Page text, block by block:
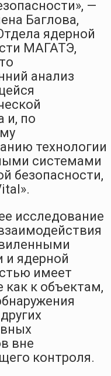
—
Баглова,
ядерной
МАГАТЭ,
анализ
и, по
технологии
системами
безопасности,
исследование
и ядерной
имеет
к объектам,
вне
контроля.